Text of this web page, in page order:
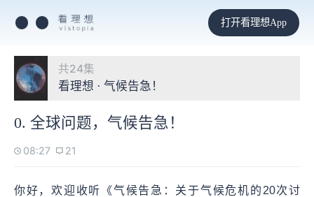
打开看理想App
共24集
看理想 · 气候告急！
0. 全球问题，气候告急！
08:27 21
你好，欢迎收听《气候告急：关于气候危机的20次讨